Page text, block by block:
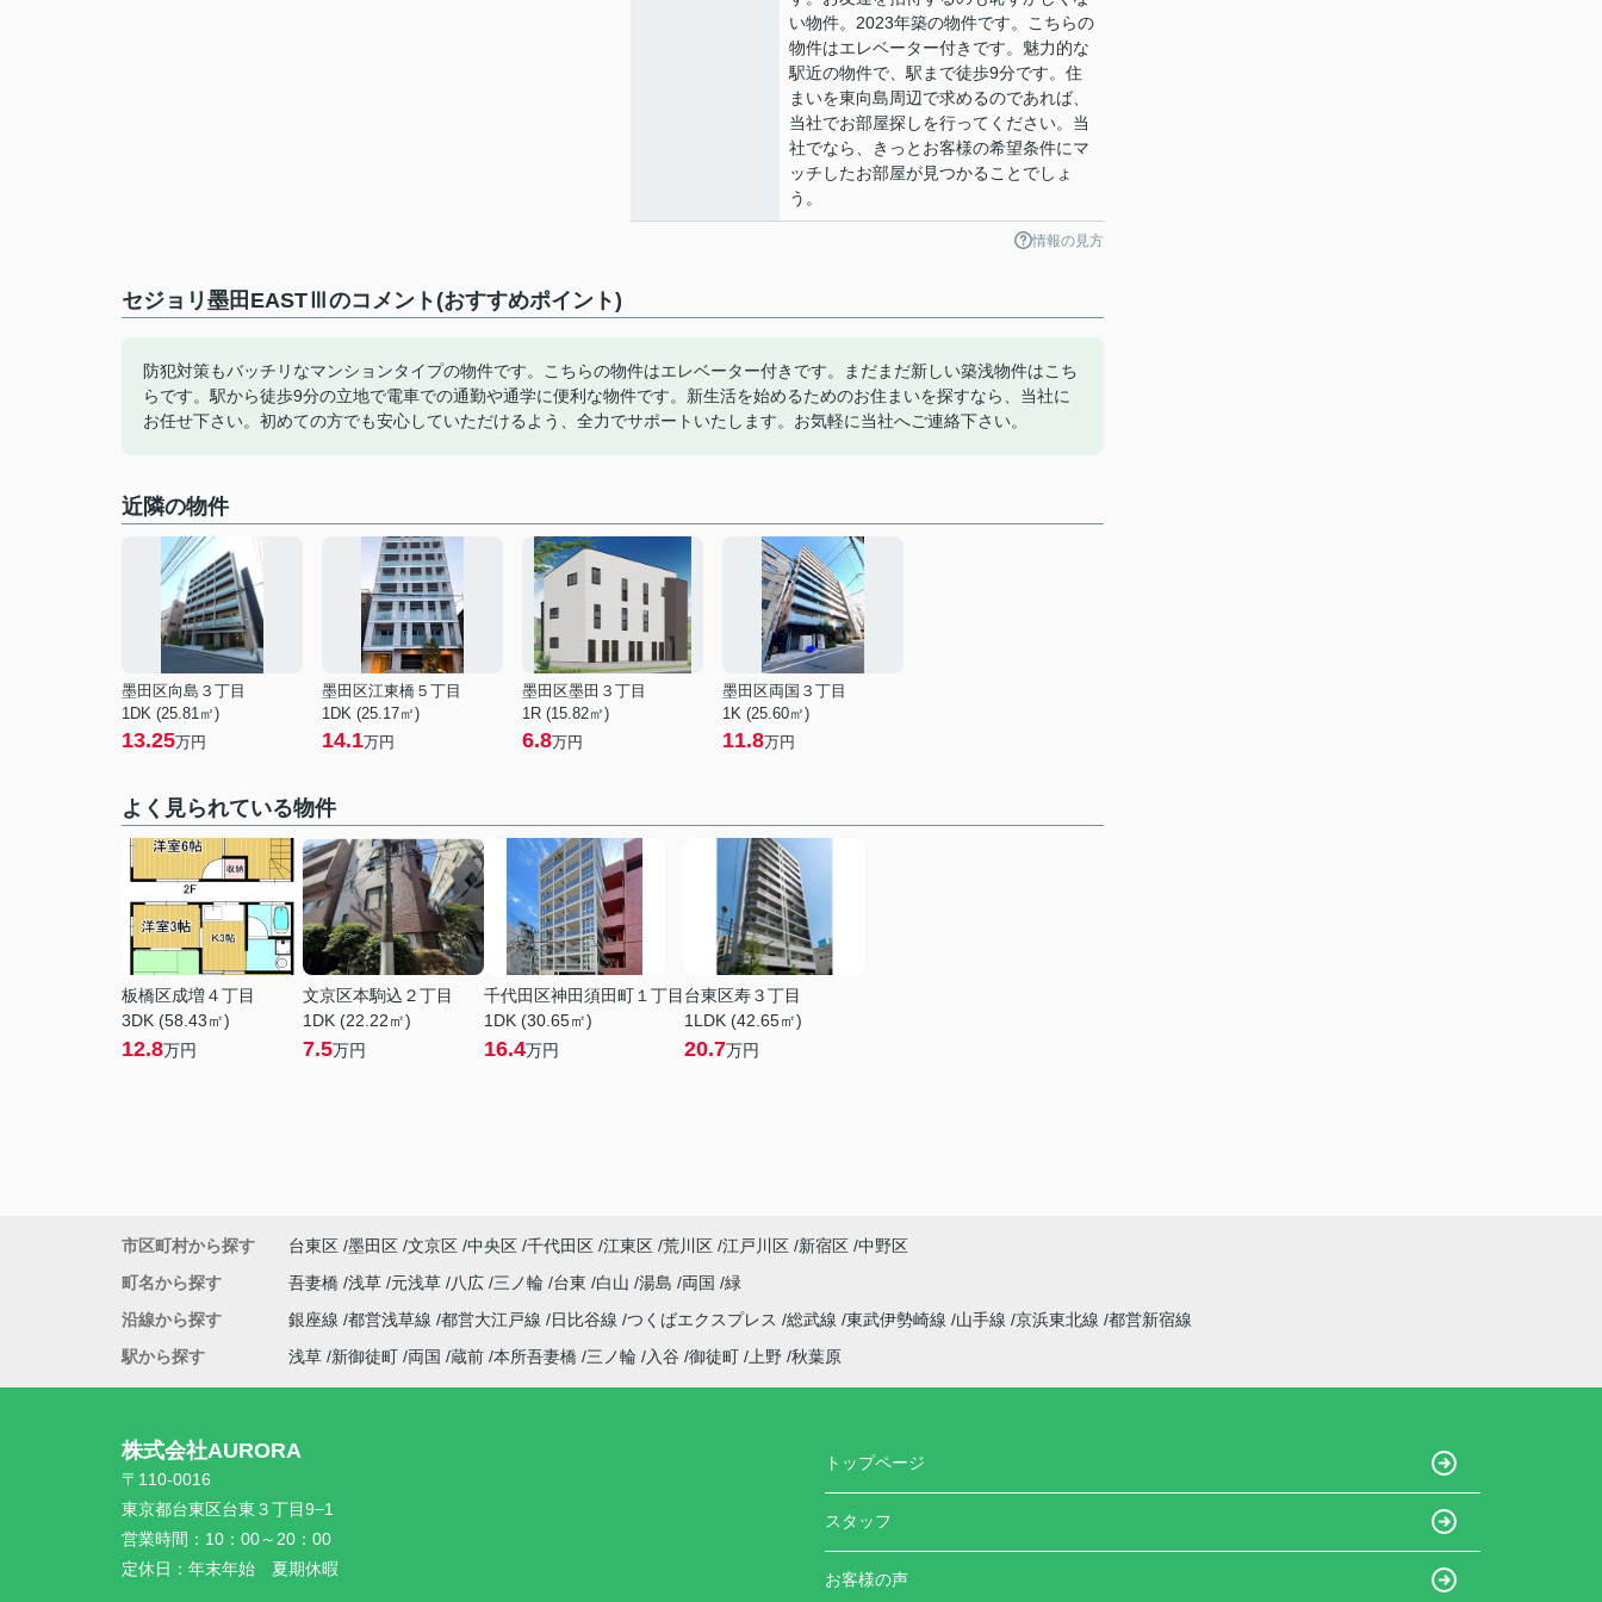
い物件。2023年築の物件です。こちらの
物件はエレベーター付きです。魅力的な
駅近の物件で、駅まで徒歩9分です。住
まいを東向島周辺で求めるのであれば、
当社でお部屋探しを行ってください。当
社でなら、きっとお客様の希望条件にマ
ッチしたお部屋が見つかることでしょ
う。
情報の見方
セジョリ墨田EASTⅢのコメント(おすすめポイント)
防犯対策もバッチリなマンションタイプの物件です。こちらの物件はエレベーター付きです。まだまだ新しい築浅物件はこち
らです。駅から徒歩9分の立地で電車での通勤や通学に便利な物件です。新生活を始めるためのお住まいを探すなら、当社に
お任せ下さい。初めての方でも安心していただけるよう、全力でサポートいたします。お気軽に当社へご連絡下さい。
近隣の物件
墨田区向島３丁目
1DK (25.81㎡)
13.25万円
墨田区江東橋５丁目
1DK (25.17㎡)
14.1万円
墨田区墨田３丁目
1R (15.82㎡)
6.8万円
墨田区両国３丁目
1K (25.60㎡)
11.8万円
よく見られている物件
板橋区成増４丁目
3DK (58.43㎡)
12.8万円
文京区本駒込２丁目
1DK (22.22㎡)
7.5万円
千代田区神田須田町１丁目
1DK (30.65㎡)
16.4万円
台東区寿３丁目
1LDK (42.65㎡)
20.7万円
市区町村から探す 台東区 墨田区 文京区 中央区 千代田区 江東区 荒川区 江戸川区 新宿区 中野区
町名から探す
吾妻橋 浅草 元浅草 八広 三ノ輪 台東 白山 湯島 両国
緑
沿線から探す
銀座線 都営浅草線 都営大江戸線 日比谷線 つくばエクスプレス 総武線 東武伊勢崎線 山手線 京浜東北線 都営新宿線
駅から探す
浅草 新御徒町 両国 蔵前 本所吾妻橋 三ノ輪 入谷 御徒町 上野 秋葉原
株式会社AURORA
〒110-0016
東京都台東区台東３丁目9−1
営業時間： 10：00～20：00
定休日： 年末年始 夏期休暇
トップページ
スタッフ
お客様の声